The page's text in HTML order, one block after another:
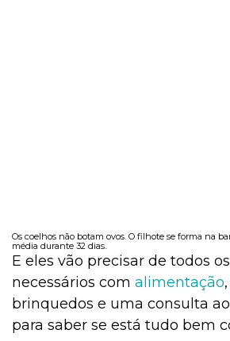
Os coelhos não botam ovos. O filhote se forma na
média durante 32 dias.
E eles vão precisar de todos
necessários com alimentação,
brinquedos e uma consulta
para saber se está tudo bem